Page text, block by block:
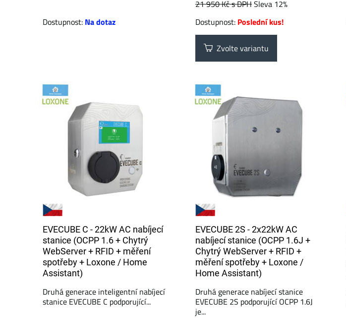
Dostupnost: Na dotaz
21 950 Kčs DPHSleva 12%
Dostupnost: Poslední kus!
Zvolte variantu
EVECUBE C - 22kW AC nabíjecí
stanice (OCPP 1.6 + Chytrý
WebServer + RFID + měření
spotřeby + Loxone / Home
Assistant)
Druhá generace inteligentní nabíjecí
stanice EVECUBE C podporující...
EVECUBE 2S - 2x22kW AC
nabíjecí stanice (OCPP 1.6J +
Chytrý WebServer + RFID +
měření spotřeby + Loxone /
Home Assistant)
Druhá generace nabíjecí stanice
EVECUBE 2S podporující OCPP 1.6J
je...